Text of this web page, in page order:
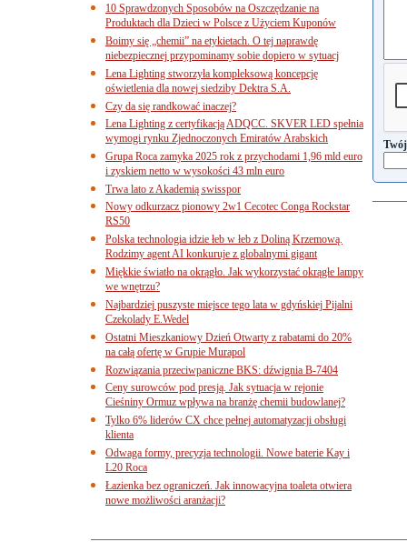
10 Sprawdzonych Sposobów na Oszczędzanie na
Produktach dla Dzieci w Polsce z Użyciem Kuponów
Boimy się „chemii” na etykietach. O tej naprawdę
niebezpiecznej przypominamy sobie dopiero w sytuacj
Lena Lighting stworzyła kompleksową koncepcję
oświetlenia dla nowej siedziby Dektra S.A.
Czy da się randkować inaczej?
Lena Lighting z certyfikacją ADQCC. SKVER LED spełnia
wymogi rynku Zjednoczonych Emiratów Arabskich
Grupa Roca zamyka 2025 rok z przychodami 1,96 mld euro
i zyskiem netto w wysokości 43 mln euro
Trwa lato z Akademią swisspor
Nowy odkurzacz pionowy 2w1 Cecotec Conga Rockstar
RS50
Polska technologia idzie łeb w łeb z Doliną Krzemową.
Rodzimy agent AI konkuruje z globalnymi gigant
Miękkie światło na okrągło. Jak wykorzystać okrągłe lampy
we wnętrzu?
Najbardziej puszyste miejsce tego lata w gdyńskiej Pijalni
Czekolady E.Wedel
Ostatni Mieszkaniowy Dzień Otwarty z rabatami do 20%
na całą ofertę w Grupie Murapol
Rozwiązania przeciwpaniczne BKS: dźwignia B-7404
Ceny surowców pod presją. Jak sytuacja w rejonie
Cieśniny Ormuz wpływa na branżę chemii budowlanej?
Tylko 6% liderów CX chce pełnej automatyzacji obsługi
klienta
Odwaga formy, precyzja technologii. Nowe baterie Kay i
L20 Roca
Łazienka bez ograniczeń. Jak innowacyjna toaleta otwiera
nowe możliwości aranżacji?